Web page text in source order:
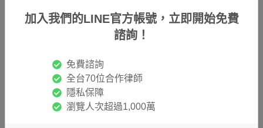
加入我們的LINE官方帳號，立即開始免費
諮詢！
免費諮詢
全台70位合作律師
隱私保障
瀏覽人次超過1,000萬